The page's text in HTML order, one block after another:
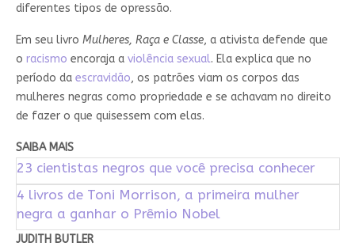
diferentes tipos de opressão.
Em seu livro Mulheres, Raça e Classe, a ativista defende que
o racismo encoraja a violência sexual. Ela explica que no
período da escravidão, os patrões viam os corpos das
mulheres negras como propriedade e se achavam no direito
de fazer o que quisessem com elas.
SAIBA MAIS
23 cientistas negros que você precisa conhecer
4 livros de Toni Morrison, a primeira mulher
negra a ganhar o Prêmio Nobel
JUDITH BUTLER